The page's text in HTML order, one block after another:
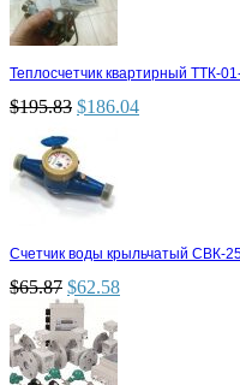
Теплосчетчик квартирный ТТК-
$195.83 $186.04
Счетчик воды крыльчатый СВК-
$65.87 $62.58